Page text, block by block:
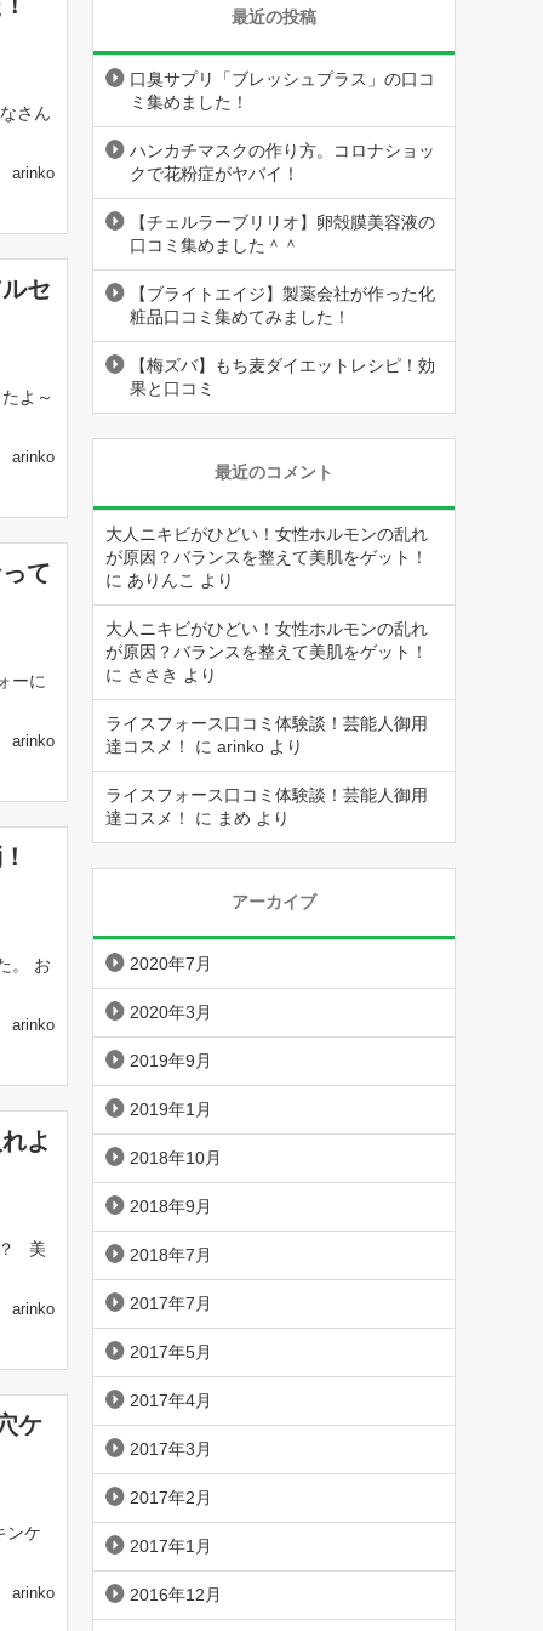
さん
arinko
セ
よ～
arinko
て
ーに
arinko
。 お
arinko
よ
？ 美
arinko
ケ
ンケ
arinko
最近の投稿
口臭サプリ「ブレッシュプラス」の口コ
ミ集めました！
ハンカチマスクの作り方。コロナショッ
クで花粉症がヤバイ！
【チェルラーブリリオ】卵殻膜美容液の
口コミ集めました＾＾
【ブライトエイジ】製薬会社が作った化
粧品口コミ集めてみました！
【梅ズバ】もち麦ダイエットレシピ！効
果と口コミ
最近のコメント
大人ニキビがひどい！女性ホルモンの乱れ
が原因？バランスを整えて美肌をゲット！
に ありんこ より
大人ニキビがひどい！女性ホルモンの乱れ
が原因？バランスを整えて美肌をゲット！
に ささき より
ライスフォース口コミ体験談！芸能人御用
達コスメ！
に arinko より
ライスフォース口コミ体験談！芸能人御用
達コスメ！
に まめ より
アーカイブ
2020年7月
2020年3月
2019年9月
2019年1月
2018年10月
2018年9月
2018年7月
2017年7月
2017年5月
2017年4月
2017年3月
2017年2月
2017年1月
2016年12月